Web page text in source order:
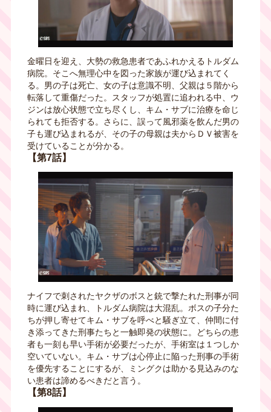
金曜日を迎え、大勢の救急患者であふれかえるトルダム
病院。そこへ無理心中を図った家族が運び込まれてく
る。男の子は死亡、女の子は意識不明、父親は５階から
転落して重傷だった。スタッフが処置に追われる中、ウ
ジンは放心状態で立ち尽くし、キム・サブに治療を命じ
られても拒否する。さらに、誤って風邪薬を飲んだ男の
子も運び込まれるが、その子の母親は夫からＤＶ被害を
受けていることが分かる。
【第7話】
ナイフで刺されたヤクザのボスと銃で撃たれた刑事が同
時に運び込まれ、トルダム病院は大混乱。ボスの子分た
ちが押し寄せてキム・サブを呼べと騒ぎ立て、仲間に付
き添ってきた刑事たちと一触即発の状態に。どちらの患
者も一刻も早い手術が必要だったが、手術室は１つしか
空いていない。キム・サブは心停止に陥った刑事の手術
を優先することにするが、ミングクは助かる見込みのな
い患者は諦めるべきだと言う。
【第8話】